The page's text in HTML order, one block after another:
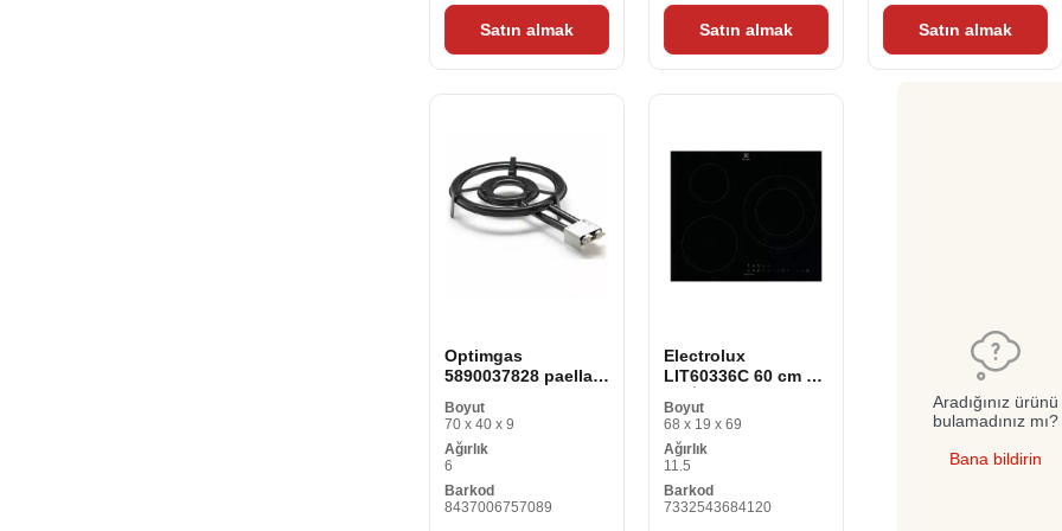
Satın almak Satın almak Satın almak
Optimgas
5890037828 paella
Boyut
70 x 40 x 9
Ağırlık
6
Barkod
8437006757089
Electrolux
LIT60336C 60 cm 60
Paneli
Boyut
68 x 19 x 69
Ağırlık
11.5
Barkod
7332543684120
Aradığınız ürünü
bulamadınız mı?
Bana bildirin